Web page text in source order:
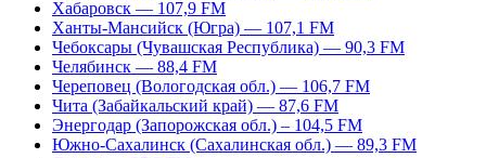
Хабаровск — 107,9 FM
Ханты-Мансийск (Югра) — 107,1 FM
Чебоксары (Чувашская Республика) — 90,3 FM
Челябинск — 88,4 FM
Череповец (Вологодская обл.) — 106,7 FM
Чита (Забайкальский край) — 87,6 FM
Энергодар (Запорожская обл.) – 104,5 FM
Южно-Сахалинск (Сахалинская обл.) — 89,3 FM